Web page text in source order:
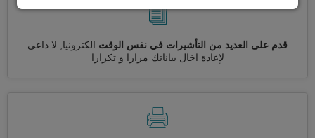
قدم على العديد من التأشيرات في نفس الوقت الكترونيا, لا داعى
لإعادة اخال بياناتك مرارا و تكرارا